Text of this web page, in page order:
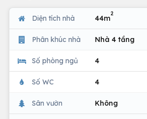
Diện tích nhà 44m
2
Phân khúc nhà Nhà 4 tầng
Số phòng ngủ 4
Số WC 4
Sân vườn Không